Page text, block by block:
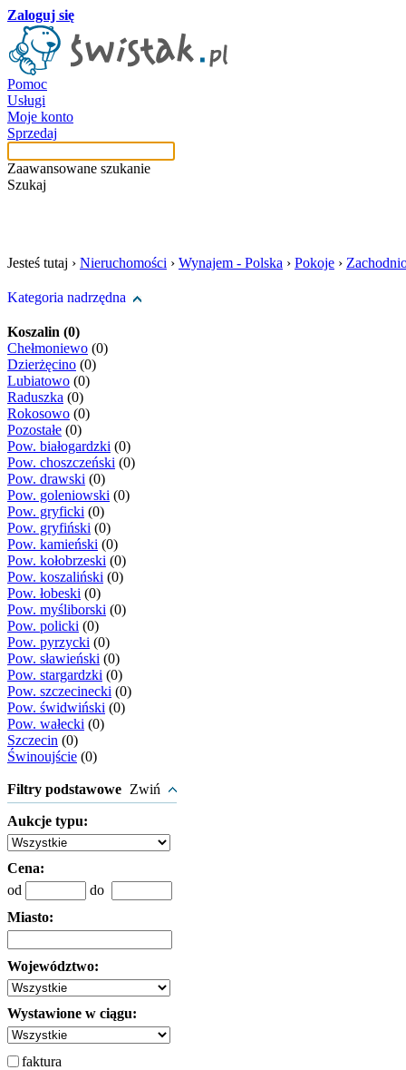
Zaloguj się
Pomoc
Usługi
Moje konto
Sprzedaj
Zaawansowane szukanie
Szukaj
Jesteś tutaj › Nieruchomości › Wynajem - Polska › Pokoje ›
Kategoria nadrzędna
Koszalin (0)
Chełmoniewo (0)
Dzierżęcino (0)
Lubiatowo (0)
Raduszka (0)
Rokosowo (0)
Pozostałe (0)
Pow. białogardzki (0)
Pow. choszczeński (0)
Pow. drawski (0)
Pow. goleniowski (0)
Pow. gryficki (0)
Pow. gryfiński (0)
Pow. kamieński (0)
Pow. kołobrzeski (0)
Pow. koszaliński (0)
Pow. łobeski (0)
Pow. myśliborski (0)
Pow. policki (0)
Pow. pyrzycki (0)
Pow. sławieński (0)
Pow. stargardzki (0)
Pow. szczecinecki (0)
Pow. świdwiński (0)
Pow. wałecki (0)
Szczecin (0)
Świnoujście (0)
Filtry podstawowe Zwiń
Aukcje typu:
Cena:
od
do
Miasto:
Województwo:
Wystawione w ciągu:
faktura